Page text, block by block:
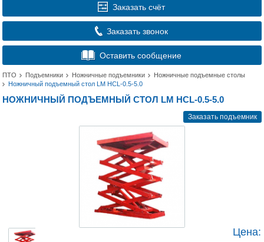
Заказать счёт
Заказать звонок
Оставить сообщение
ПТО Подъемники Ножничные подъемники
Ножничные подъемные столы
Ножничный подъемный стол LM HCL-0.5-5.0
НОЖНИЧНЫЙ ПОДЪЕМНЫЙ СТОЛ LM HCL-0.5-5.0
Заказать подъемник
Цена: